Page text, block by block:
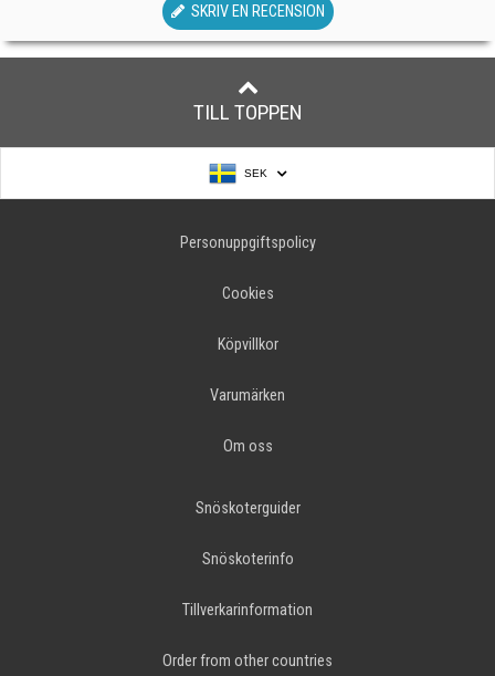
SKRIV EN RECENSION
TILL TOPPEN
SEK
Personuppgiftspolicy
Cookies
Köpvillkor
Varumärken
Om oss
Snöskoterguider
Snöskoterinfo
Tillverkarinformation
Order from other countries